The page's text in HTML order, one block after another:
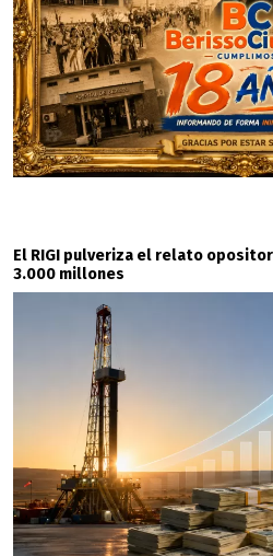
El RIGI pulveriza el relato
3.000 millones